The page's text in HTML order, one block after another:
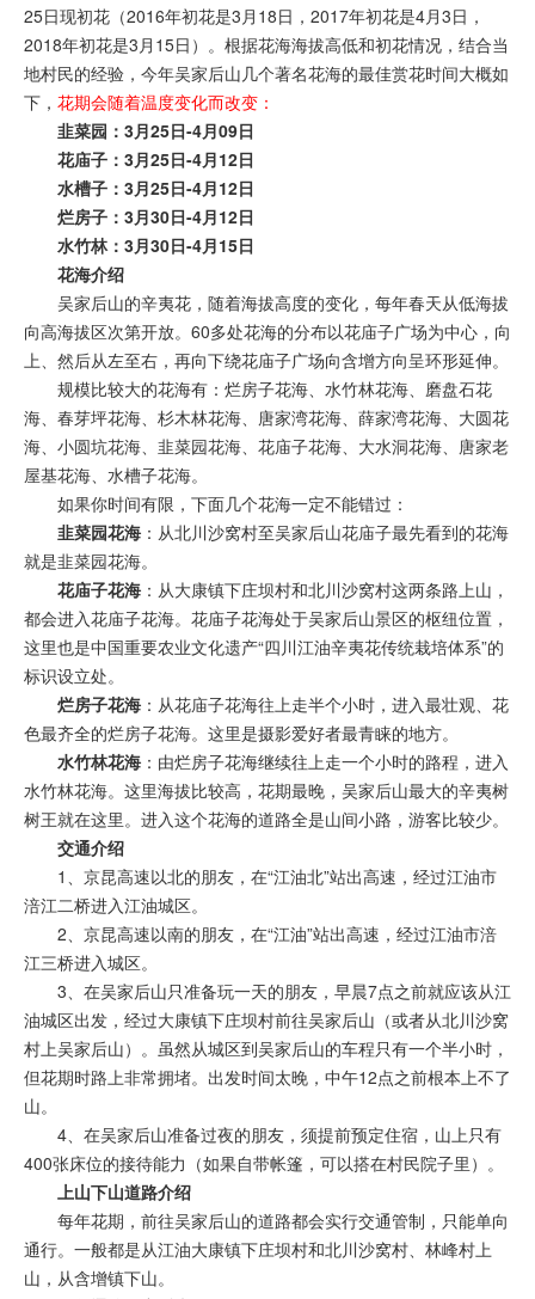
25日现初花（2016年初花是3月18日，2017年初花是4月3日，
2018年初花是3月15日）。根据花海海拔高低和初花情况，结合当
地村民的经验，今年吴家后山几个著名花海的最佳赏花时间大概如
下， 花期会随着温度变化而改变：
韭菜园：3月25日-4月09日
花庙子：3月25日-4月12日
水槽子：3月25日-4月12日
烂房子：3月30日-4月12日
水竹林：3月30日-4月15日
花海介绍
吴家后山的辛夷花，随着海拔高度的变化，每年春天从低海拔
向高海拔区次第开放。60多处花海的分布以花庙子广场为中心，向
上、然后从左至右，再向下绕花庙子广场向含增方向呈环形延伸。
规模比较大的花海有：烂房子花海、水竹林花海、磨盘石花
海、春芽坪花海、杉木林花海、唐家湾花海、薛家湾花海、大圆花
海、小圆坑花海、韭菜园花海、花庙子花海、 大水洞花海、唐家老
屋基花海、水槽子花海。
如果你时间有限，下面几个花海一定不能错过：
韭菜园花海 ：从北川沙窝村至吴家后山花庙子最先看到的花海
就是韭菜园花海。
花庙子花海 ：从大康镇下庄坝村和北川沙窝村这两条路上山，
都会进入花庙子花海。花庙子花海处于吴家后山景区的枢纽位置，
这里也是中国重要农业文化遗产“四川江油辛夷花传统栽培体系”的
标识设立处。
烂房子花海 ：从花庙子花海往上走半个小时，进入最壮观、花
色最齐全的烂房子花海。这里是摄影爱好者最青睐的地方。
水竹林花海 ：由烂房子花海继续往上走一个小时的路程，进入
水竹林花海。这里海拔比较高，花期最晚，吴家后山最大的辛夷树
树王就在这里。进入这个花海的道路全是山间小路，游客比较少。
交通介绍
1、京昆高速以北的朋友，在“江油北”站出高速，经过江油市
涪江二桥进入江油城区。
2、京昆高速以南的朋友，在“江油”站出高速，经过江油市涪
江三桥进入城区。
3、在吴家后山只准备玩一天的朋友，早晨7点之前就应该从江
油城区出发，经过大康镇下庄坝村前往吴家后山（或者从北川沙窝
村上吴家后山）。虽然从城区到吴家后山的车程只有一个半小时，
但花期时路上非常拥堵。出发时间太晚，中午12点之前根本上不了
山。
4、在吴家后山准备过夜的朋友，须提前预定住宿，山上只有
400张床位的接待能力（如果自带帐篷，可以搭在村民院子里）。
上山下山道路介绍
每年花期，前往吴家后山的道路都会实行交通管制，只能单向
通行。一般都是从江油大康镇下庄坝村和北川沙窝村、林峰村上
山，从含增镇下山。